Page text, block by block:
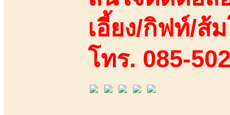
เอี้ยง/กิฟท์/ส้
โทร. 085-